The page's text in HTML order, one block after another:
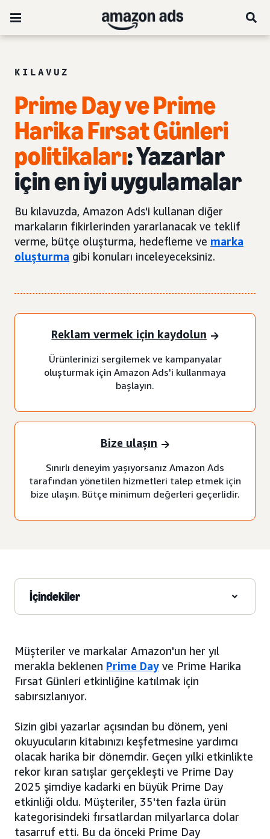
KILAVUZ
Prime Dayve Prime
Harika Fırsat Günleri
politikaları: Yazarlar
için en iyi uygulamalar
Bu kılavuzda, Amazon Ads'i kullanan diğer
markaların fikirlerinden yararlanacak ve teklif
verme, bütçe oluşturma, hedefleme ve marka
oluşturma gibi konuları inceleyeceksiniz.
Reklam vermek için kaydolun
Ürünlerinizi sergilemek ve kampanyalar
oluşturmak için Amazon Ads'i kullanmaya
başlayın.
Bize ulaşın
Sınırlı deneyim yaşıyorsanız Amazon Ads
tarafından yönetilen hizmetleri talep etmek için
bize ulaşın. Bütçe minimum değerleri geçerlidir.
İçindekiler
Müşteriler ve markalar Amazon'un her yıl
merakla beklenen Prime Day ve Prime Harika
Fırsat Günleri etkinliğine katılmak için
sabırsızlanıyor.
Sizin gibi yazarlar açısından bu dönem, yeni
okuyucuların kitabınızı keşfetmesine yardımcı
olacak harika bir dönemdir. Geçen yılki etkinlikte
rekor kıran satışlar gerçekleşti ve Prime Day
2025 şimdiye kadarki en büyük Prime Day
etkinliği oldu. Müşteriler, 35'ten fazla ürün
kategorisindeki fırsatlardan milyarlarca dolar
tasarruf etti. Bu da önceki Prime Day